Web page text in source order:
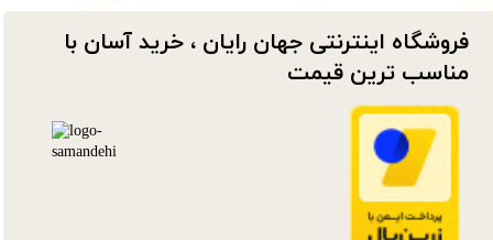
فروشگاه اینترنتی جهان رایان ، خرید آسان با
مناسب ترین قیمت​​​​​​​